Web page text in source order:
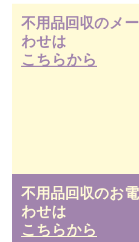
不用品回収のメ
わせは
こちらから
不用品回収のお
わせは
こちらから